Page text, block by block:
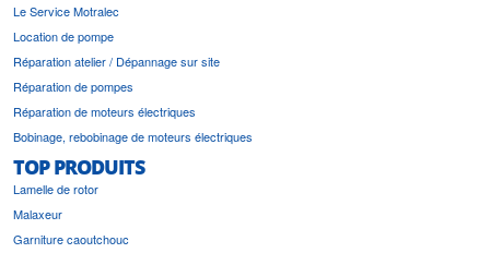
Le Service Motralec
Location de pompe
Réparation atelier / Dépannage sur site
Réparation de pompes
Réparation de moteurs électriques
Bobinage, rebobinage de moteurs électriques
TOP PRODUITS
Lamelle de rotor
Malaxeur
Garniture caoutchouc